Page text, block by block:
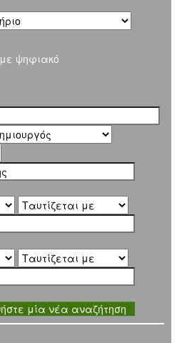
ψηφιακό
μία νέα αναζήτηση